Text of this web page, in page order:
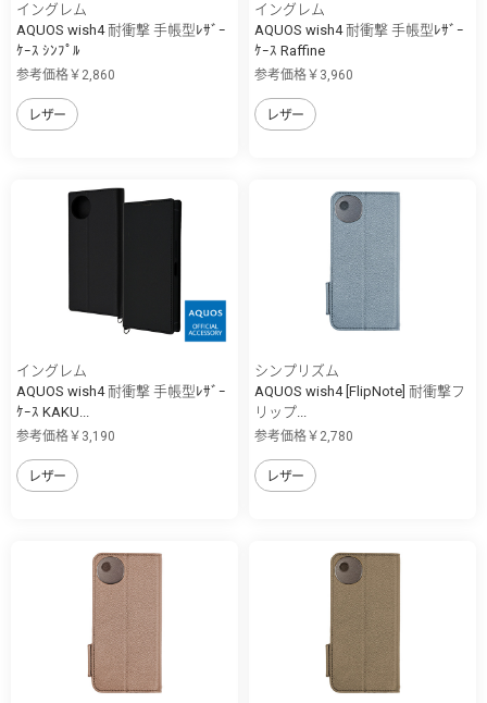
イングレム
AQUOS wish4 耐衝撃 手帳型ﾚｻﾞｰ
ｹｰｽ ｼﾝﾌﾟﾙ
参考価格￥2,860
レザー
イングレム
AQUOS wish4 耐衝撃 手帳型ﾚｻﾞｰ
ｹｰｽ Raffine
参考価格￥3,960
レザー
イングレム
AQUOS wish4 耐衝撃 手帳型ﾚｻﾞｰ
ｹｰｽ KAKU...
参考価格￥3,190
レザー
シンプリズム
AQUOS wish4 [FlipNote] 耐衝撃フ
リップ...
参考価格￥2,780
レザー